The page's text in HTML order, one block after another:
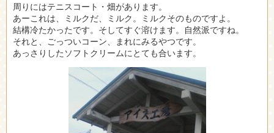
周りにはテニスコート・畑があります。
あーこれは、ミルクだ、ミルク。ミルクそのものですよ。
結構冷たかったです。そしてすぐ溶けます。自然派ですね。
それと、ごっついコーン、まれにみるやつです。
あっさりしたソフトクリームにとても合います。